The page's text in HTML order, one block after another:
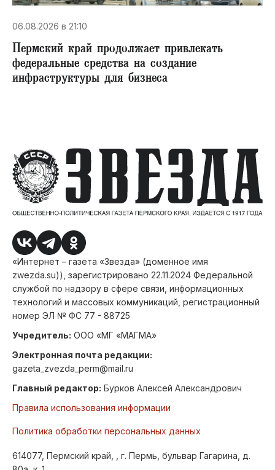
06.08.2026 в 21:10
Пермский край продолжает привлекать
федеральные средства на создание
инфраструктуры для бизнеса
«Интернет – газета «Звезда» (доменное имя
zwezda.su)), зарегистрировано 22.11.2024 Федеральной
службой по надзору в сфере связи, информационных
технологий и массовых коммуникаций, регистрационный
номер ЭЛ № ФС 77 - 88725
Учредитель: ООО «МГ «МАГМА»
Электронная почта редакции:
gazeta_zvezda_perm@mail.ru
Главный редактор: Бурков Алексей Александрович
Правила использования информации
Политика обработки персональных данных
614077, Пермский край, , г. Пермь, бульвар Гагарина, д.